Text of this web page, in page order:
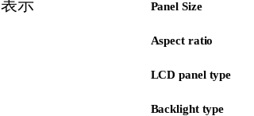
示 Panel Size
Aspect ratio
LCD panel type
Backlight type